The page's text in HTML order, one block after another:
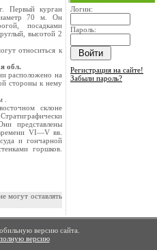
Первый курган
70 м. Он
посадками
высотой 2
относиться к
обл.
расположено на
стороны к нему
склоне
представлены
VІ—V вв.
и гончарной
горшков.
могут оставлять
Логин:
Пароль:
Регистрация на сайте!
Забыли пароль?
версию сайта.
версию